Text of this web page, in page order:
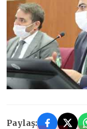
Paylaş: